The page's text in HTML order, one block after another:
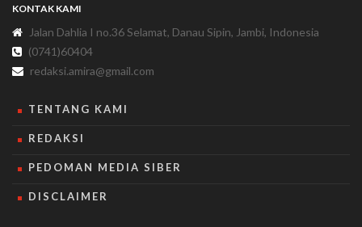
KONTAK KAMI
Jalan Dahlia I no.36 Selamat, Danau Sipin, Jambi, Indonesia
(0741)60404
redaksi.amira@gmail.com
TENTANG KAMI
REDAKSI
PEDOMAN MEDIA SIBER
DISCLAIMER